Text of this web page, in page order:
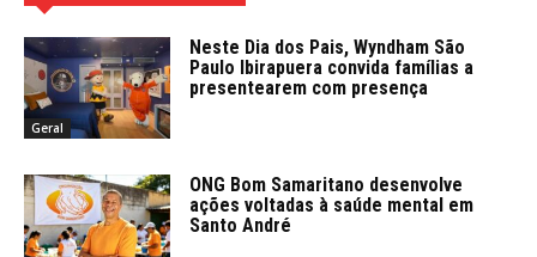
Geral
Neste Dia dos Pais, Wyndham São
Paulo Ibirapuera convida famílias a
presentearem com presença
ONG Bom Samaritano desenvolve
ações voltadas à saúde mental em
Santo André